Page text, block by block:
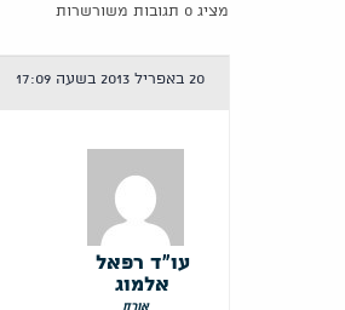
מציג 0 תגובות משורשרות
20 באפריל 2013 בשעה 17:09
עו"ד רפאל
אלמוג